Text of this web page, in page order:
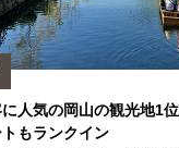
人気の岡山の観光地1
もランクイン